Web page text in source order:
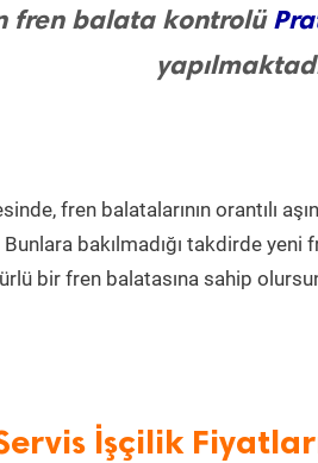
fren balata kontrolü
fren balatalarının orantılı
bakılmadığı takdirde yeni
bir fren balatasına sahip
İşçilik